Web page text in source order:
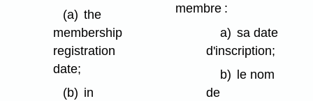
(a) the
membership
registration
date;
(b) in
membre :
a) sa date
d'inscription;
b)
le nom
de